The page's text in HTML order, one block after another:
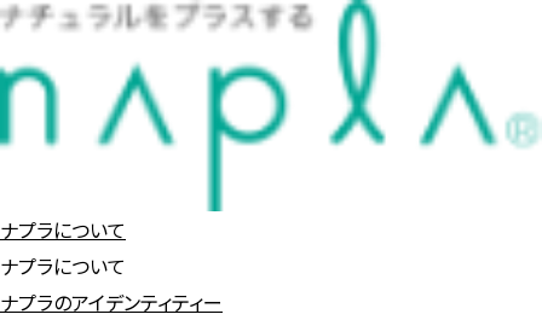
Skip
content
ナプラについて
ナプラについて
ナプラのアイデンティティー
投
稿
ナ
ゲ
ー